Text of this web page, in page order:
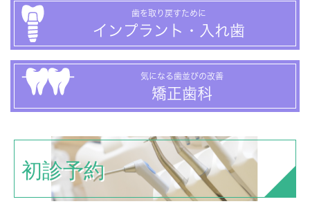
歯を取り戻すために
インプラント・入れ歯
気になる歯並びの改善
矯正歯科
初診予約